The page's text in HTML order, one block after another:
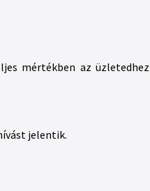
mértékben az üzletedhez
jelentik.